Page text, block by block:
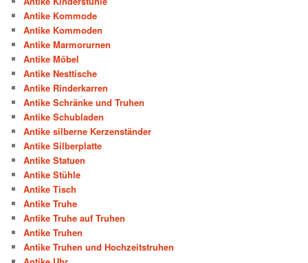
Antike Kommode
Antike Kommoden
Antike Marmorurnen
Antike Möbel
Antike Nesttische
Antike Rinderkarren
Antike Schränke und Truhen
Antike Schubladen
Antike silberne Kerzenständer
Antike Silberplatte
Antike Statuen
Antike Stühle
Antike Tisch
Antike Truhe
Antike Truhe auf Truhen
Antike Truhen
Antike Truhen und Hochzeitstruhen